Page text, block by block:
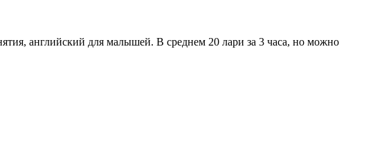
английский для малышей. В среднем 20 лари за 3 часа, но можно